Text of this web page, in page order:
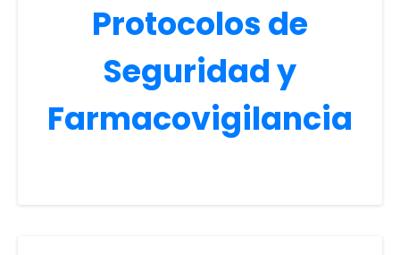
Protocolos de
Seguridad y
Farmacovigilancia